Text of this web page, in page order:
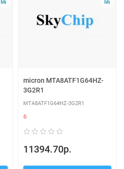
micron MTA8ATF1G64HZ-
3G2R1
MTA8ATF1G64HZ-3G2R1
6
11394.70р.